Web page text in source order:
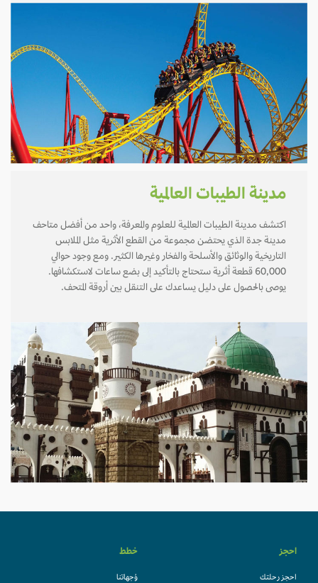
مدينة الطيبات العالمية
اكتشف مدينة الطيبات العالمية للعلوم والمعرفة، واحد من أفضل متاحف
مدينة جدة الذي يحتضن مجموعة من القطع الأثرية مثل الملابس
التاريخية والوثائق والأسلحة والفخار وغيرها الكثير. ومع وجود حوالي
60,000 قطعة أثرية ستحتاج بالتأكيد إلى بضع ساعات لاستكشافها.
يوصى بالحصول على دليل يساعدك على التنقل بين أروقة المتحف.
احجز
احجز رحلتك
خطط
وُجهاتنا